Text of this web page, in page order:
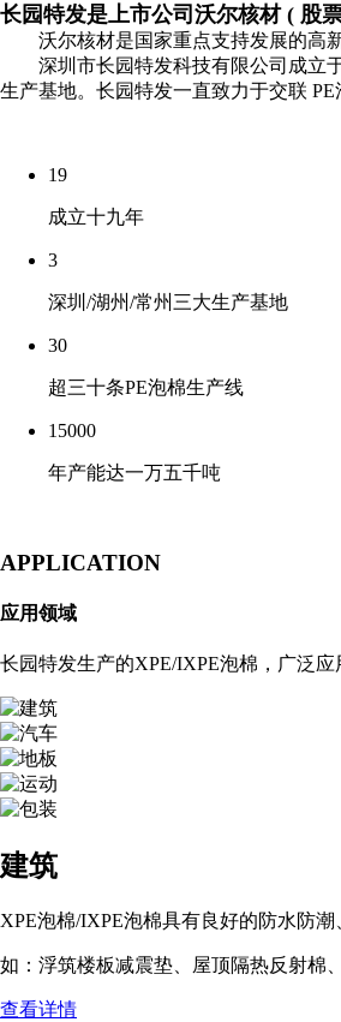
长园特发是上市公司沃尔核材 ( 股
沃尔核材是国家重点支持发展的高新
深圳市长园特发科技有限公司成立于
生产基地。长园特发一直致力于交联
19
成立十九年
3
深圳/湖州/常州三大生产基地
30
超三十条PE泡棉生产线
15000
年产能达一万五千吨
APPLICATION
应用领域
长园特发生产的XPE/IXPE泡棉，广泛应
建筑
XPE泡棉/IXPE泡棉具有良好的防水防
如：浮筑楼板减震垫、屋顶隔热反射棉
查看详情